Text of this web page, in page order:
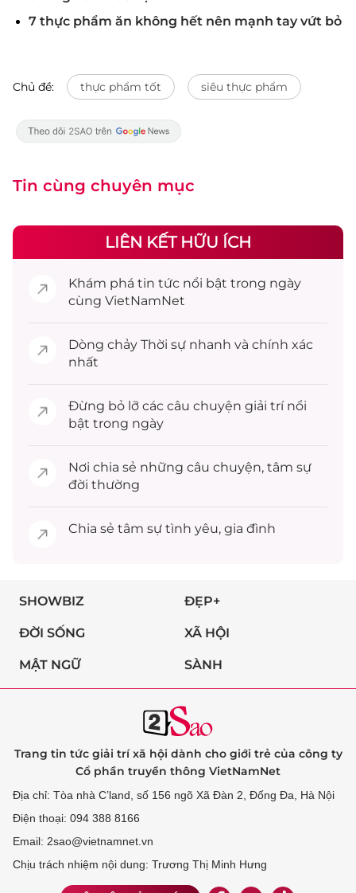
7 thực phẩm ăn không hết nên mạnh tay vứt bỏ
Chủ đề: thực phẩm tốt siêu thực phẩm
Tin cùng chuyên mục
LIÊN KẾT HỮU ÍCH
Khám phá tin tức nổi bật trong ngày
cùng VietNamNet
Dòng chảy Thời sự nhanh và chính xác
nhất
Đừng bỏ lỡ các câu chuyện giải trínổi
bật trong ngày
Nơi chia sẻ những câu chuyện, tâm sự
đời thường
Chia sẻ tâm sự tình yêu, gia đình
SHOWBIZ ĐẸP+
ĐỜI SỐNG XÃ HỘI
MẬT NGỮ SÀNH
Trang tin tức giải trí xã hội dành cho giới trẻ của công ty
Cổ phần truyền thông VietNamNet
Địa chỉ: Tòa nhà C’land, số 156 ngõ Xã Đàn 2, Đống Đa, Hà Nội
Điện thoại: 094 388 8166
Email: 2sao@vietnamnet.vn
Chịu trách nhiệm nội dung: Trương Thị Minh Hưng